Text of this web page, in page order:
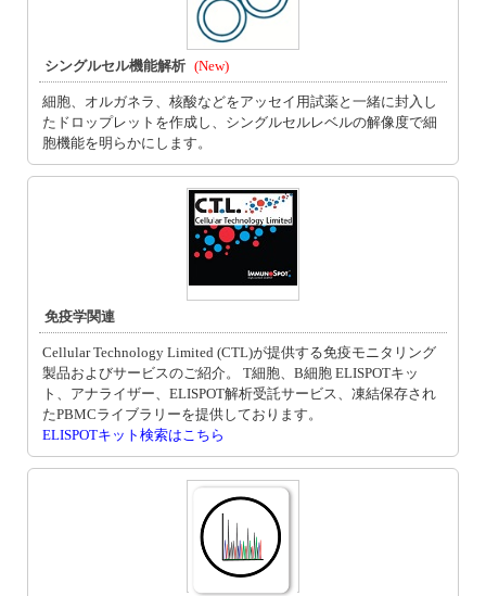
シングルセル機能解析 (New)
細胞、オルガネラ、核酸などをアッセイ用試薬と一緒に封入し
たドロップレットを作成し、シングルセルレベルの解像度で細
胞機能を明らかにします。
免疫学関連
Cellular Technology Limited (CTL)が提供する免疫モニタリング
製品およびサービスのご紹介。 T細胞、B細胞 ELISPOTキッ
ト、アナライザー、ELISPOT解析受託サービス、凍結保存され
たPBMCライブラリーを提供しております。
ELISPOTキット検索はこちら